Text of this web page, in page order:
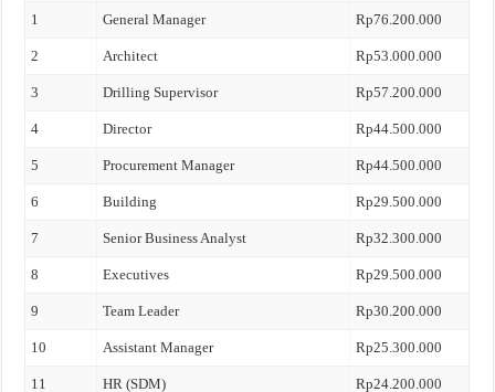
1 General Manager Rp76.200.000
2 Architect Rp53.000.000
3 Drilling Supervisor Rp57.200.000
4 Director Rp44.500.000
5 Procurement Manager Rp44.500.000
6 Building Rp29.500.000
7 Senior Business Analyst Rp32.300.000
8 Executives Rp29.500.000
9 Team Leader Rp30.200.000
10 Assistant Manager Rp25.300.000
11 HR (SDM) Rp24.200.000